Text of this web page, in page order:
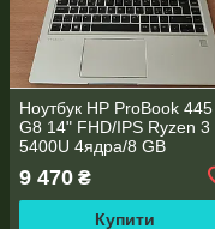
Ноутбук HP ProBook 445
G8 14" FHD/IPS Ryzen 3
5400U 4ядра/8 GB
M.2/AMD Radeon RX
6/WebCam
9 470 ₴
Купити